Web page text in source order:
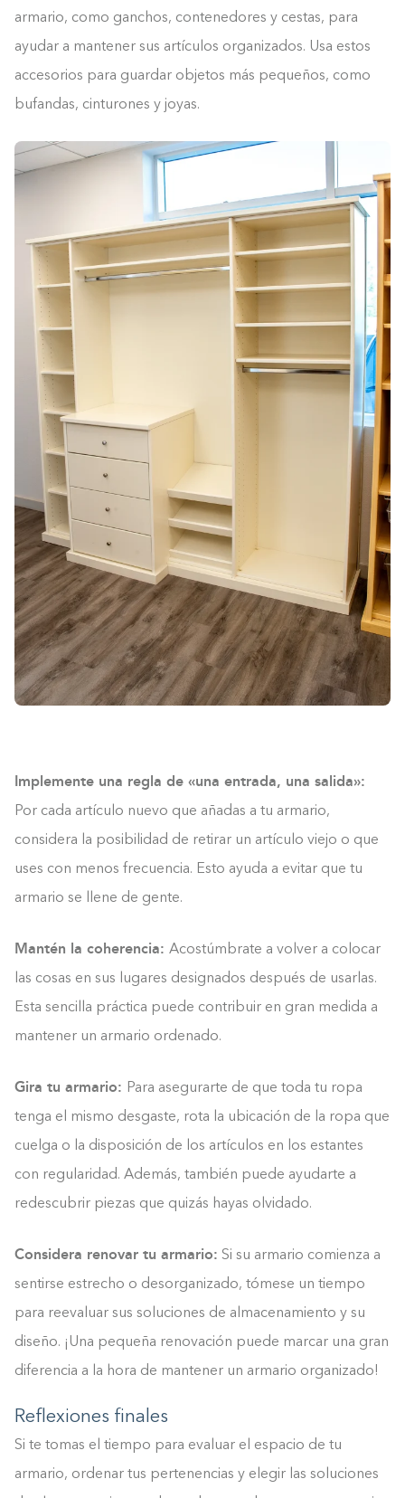
armario, como ganchos, contenedores y cestas, para
ayudar a mantener sus artículos organizados. Usa estos
accesorios para guardar objetos más pequeños, como
bufandas, cinturones y joyas.
Implemente una regla de «una entrada, una salida»:
Por cada artículo nuevo que añadas a tu armario,
considera la posibilidad de retirar un artículo viejo o que
uses con menos frecuencia. Esto ayuda a evitar que tu
armario se llene de gente.
Mantén la coherencia: Acostúmbrate a volver a colocar
las cosas en sus lugares designados después de usarlas.
Esta sencilla práctica puede contribuir en gran medida a
mantener un armario ordenado.
Gira tu armario: Para asegurarte de que toda tu ropa
tenga el mismo desgaste, rota la ubicación de la ropa que
cuelga o la disposición de los artículos en los estantes
con regularidad. Además, también puede ayudarte a
redescubrir piezas que quizás hayas olvidado.
Considera renovar tu armario: Si su armario comienza a
sentirse estrecho o desorganizado, tómese un tiempo
para reevaluar sus soluciones de almacenamiento y su
diseño. ¡Una pequeña renovación puede marcar una gran
diferencia a la hora de mantener un armario organizado!
Reflexiones finales
Si te tomas el tiempo para evaluar el espacio de tu
armario, ordenar tus pertenencias y elegir las soluciones